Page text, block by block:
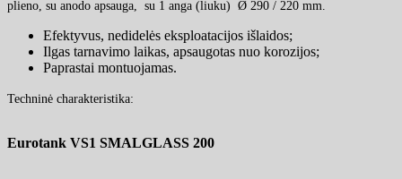
plieno, su anodo apsauga, su 1 anga (liuku) Ø 290 / 220 mm.
Efektyvus, nedidelės eksploatacijos išlaidos;
Ilgas tarnavimo laikas, apsaugotas nuo korozijos;
Paprastai montuojamas.
Techninė charakteristika:
Eurotank VS1 SMALGLASS 200